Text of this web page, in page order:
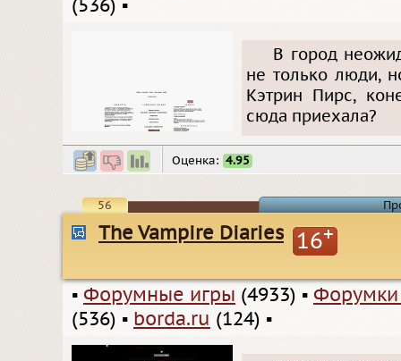
(536) ▪
В город
не только люди,
Кэтрин Пирс,
сюда приехала?
Оценка: 4.95
56
The Vampire Diaries 16+
▪ Форумные игры (4933) ▪
(536) ▪ borda.ru (124) ▪